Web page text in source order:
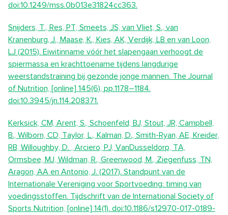
doi:10.1249/mss.0b013e31824cc363.
Snijders, T., Res, PT, Smeets, JS, van Vliet, S., van
Kranenburg, J., Maase, K., Kies, AK, Verdijk, LB en van Loon,
LJ (2015). Eiwitinname vóór het slapengaan verhoogt de
spiermassa en krachttoename tijdens langdurige
weerstandstraining bij gezonde jonge mannen. The Journal
of Nutrition, [online] 145(6), pp.1178–1184.
doi:10.3945/jn.114.208371.
Kerksick, CM, Arent, S., Schoenfeld, BJ, Stout, JR, Campbell,
B., Wilborn, CD, Taylor, L., Kalman, D., Smith-Ryan, AE, Kreider,
RB, Willoughby, D. , Arciero, PJ, VanDusseldorp, TA,
Ormsbee, MJ, Wildman, R., Greenwood, M., Ziegenfuss, TN,
Aragon, AA en Antonio, J. (2017). Standpunt van de
Internationale Vereniging voor Sportvoeding: timing van
voedingsstoffen. Tijdschrift van de International Society of
Sports Nutrition, [online] 14(1). doi:10.1186/s12970-017-0189-